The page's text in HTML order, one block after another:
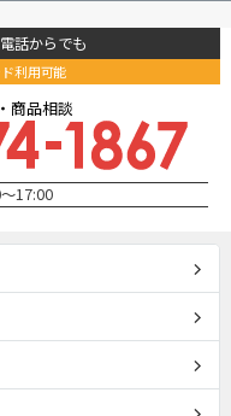
話からでも
利用可能
商品相談
17:00